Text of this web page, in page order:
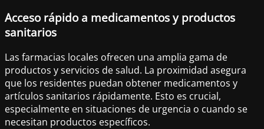
Acceso rápido a medicamentos y productos
sanitarios
Las farmacias locales ofrecen una amplia gama de
productos y servicios de salud. La proximidad asegura
que los residentes puedan obtener medicamentos y
artículos sanitarios rápidamente. Esto es crucial,
especialmente en situaciones de urgencia o cuando se
necesitan productos específicos.